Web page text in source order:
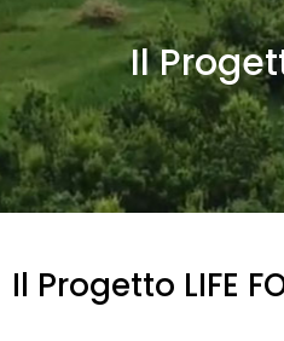
Il
Il Progetto LIFE